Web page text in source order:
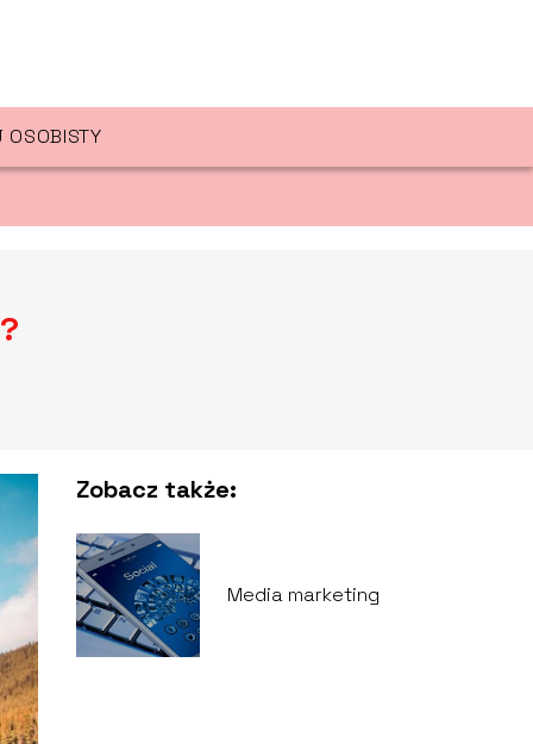
OSOBISTY
Zobacz także:
Media marketing